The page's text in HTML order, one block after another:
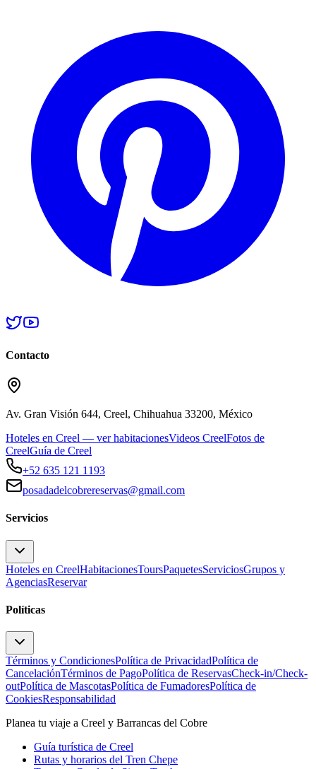
Contacto
Av. Gran Visión 644, Creel, Chihuahua 33200, México
Hoteles en Creel — ver habitacionesVideos CreelFotos de
CreelGuía de Creel
+52 635 121 1193
posadadelcobrereservas@gmail.com
Servicios
Hoteles en CreelHabitacionesToursPaquetesServiciosGrupos y
AgenciasReservar
Políticas
Términos y CondicionesPolítica de PrivacidadPolítica de
CancelaciónTérminos de PagoPolítica de ReservasCheck-in/Check-
outPolítica de MascotasPolítica de FumadoresPolítica de
CookiesResponsabilidad
Planea tu viaje a Creel y Barrancas del Cobre
Guía turística de Creel
Rutas y horarios del Tren Chepe